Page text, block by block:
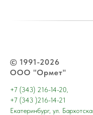
© 1991-2026
ООО "Ормет"
+7 (343) 216-14-20,
+7 (343 )216-14-21
Екатеринбург, ул.